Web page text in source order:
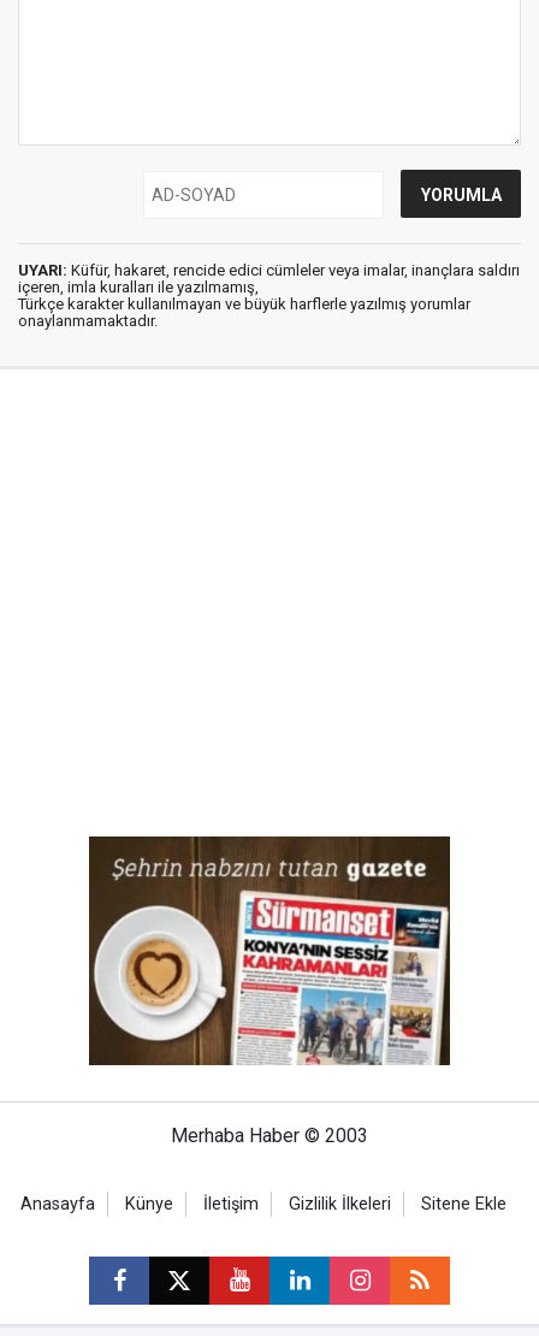
UYARI: Küfür, hakaret, rencide edici cümleler veya imalar, inançlara saldırı
içeren, imla kuralları ile yazılmamış,
Türkçe karakter kullanılmayan ve büyük harflerle yazılmış yorumlar
onaylanmamaktadır.
Merhaba Haber © 2003
Anasayfa Künye İletişim Gizlilik İlkeleri Sitene Ekle